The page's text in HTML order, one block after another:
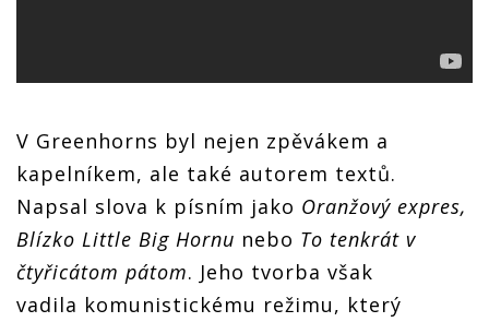
V Greenhorns byl nejen zpěvákem a
kapelníkem, ale také autorem textů.
Napsal slova k písním jako Oranžový expres,
Blízko Little Big Hornu nebo To tenkrát v
čtyřicátom pátom. Jeho tvorba však
vadila komunistickému režimu, který